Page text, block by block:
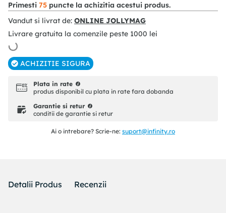
Primesti 75 puncte la achizitia acestui produs.
Vandut si livrat de: ONLINE JOLLYMAG
Livrare gratuita la comenzile peste 1000 lei
ACHIZITIE SIGURA
Plata in rate
produs disponibil cu plata in rate fara dobanda
Garantie si retur
conditii de garantie si retur
Ai o intrebare? Scrie-ne: suport@infinity.ro
Detalii Produs Recenzii